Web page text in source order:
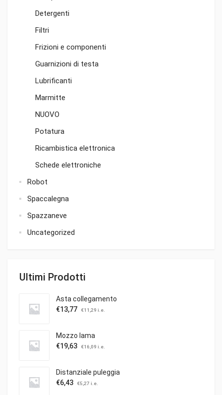
Detergenti
Filtri
Frizioni e componenti
Guarnizioni di testa
Lubrificanti
Marmitte
NUOVO
Potatura
Ricambistica elettronica
Schede elettroniche
Robot
Spaccalegna
Spazzaneve
Uncategorized
Ultimi Prodotti
Asta collegamento
€13,77 €11,29 i.e.
Mozzo lama
€19,63 €16,09 i.e.
Distanziale puleggia
€6,43 €5,27 i.e.